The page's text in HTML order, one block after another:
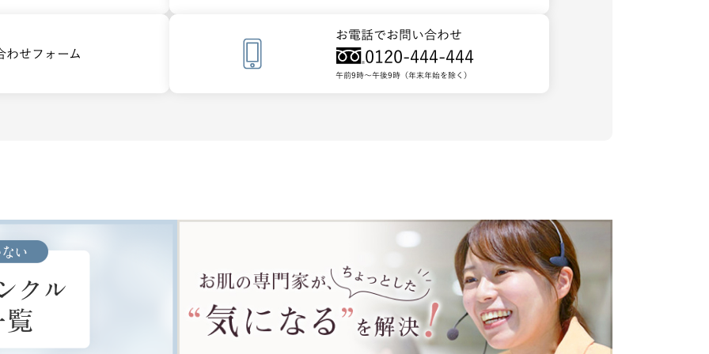
わせフォーム
お電話でお問い合わせ
0120-444-444
午前9時～午後9時（年末年始を除く）